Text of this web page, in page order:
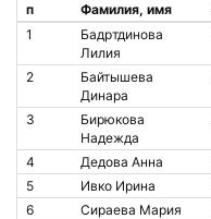
п
Фамилия, имя
1
Бадртдинова
Лилия
2
Байтышева
Динара
3
Бирюкова
Надежда
4 Дедова Анна
5
Ивко Ирина
6
Сираева Мария